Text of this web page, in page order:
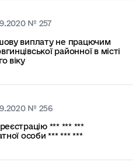
№ 257
виплату не працючим
районної в місті
віку
№ 256
*** *** ***
особи *** *** ***